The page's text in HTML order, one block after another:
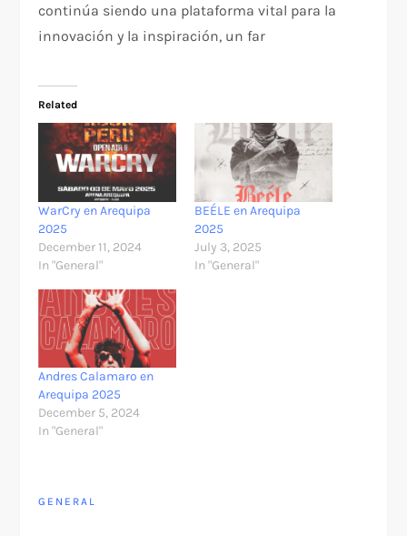
continúa siendo una plataforma vital para la
innovación y la inspiración, un far
Related
WarCry en Arequipa
2025
December 11, 2024
In "General"
BEÉLE en Arequipa
2025
July 3, 2025
In "General"
Andres Calamaro en
Arequipa 2025
December 5, 2024
In "General"
GENERAL